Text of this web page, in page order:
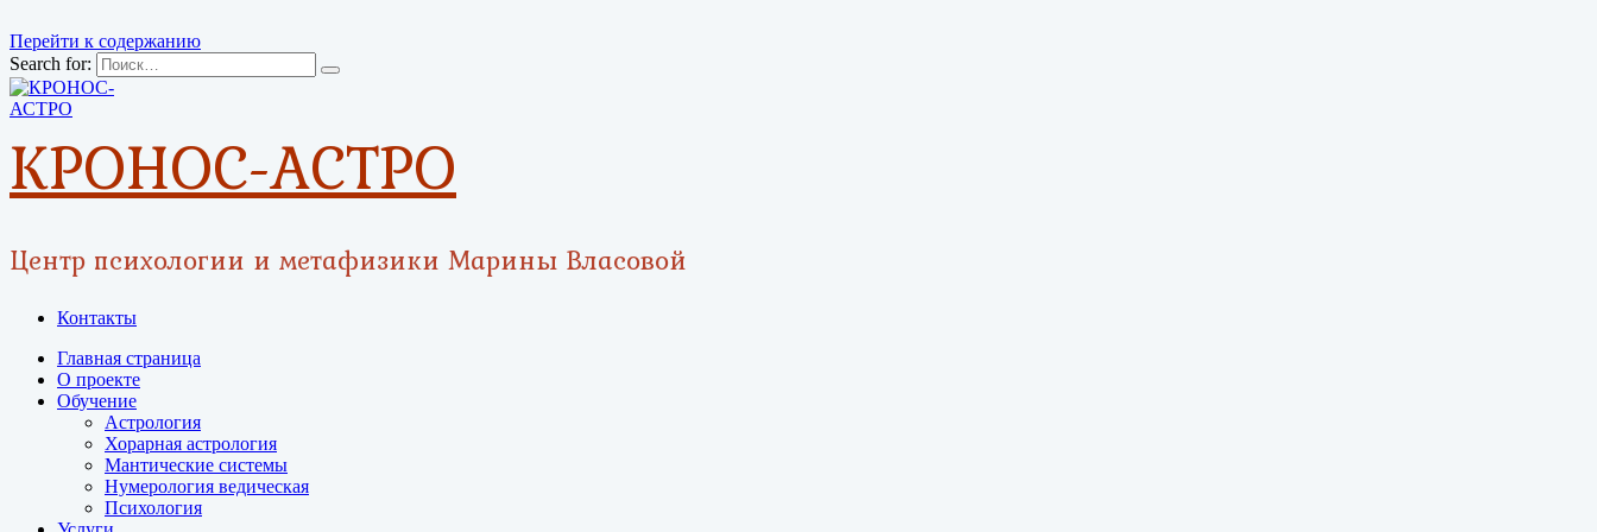
Перейти к содержанию
Search for:
КРОНОС-АСТРО
Центр психологии и метафизики Марины Власовой
Контакты
Главная страница
О проекте
Обучение
Астрология
Хорарная астрология
Мантические системы
Нумерология ведическая
Психология